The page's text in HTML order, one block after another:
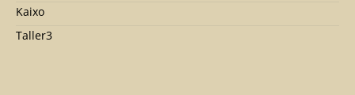
Kaixo
Taller3